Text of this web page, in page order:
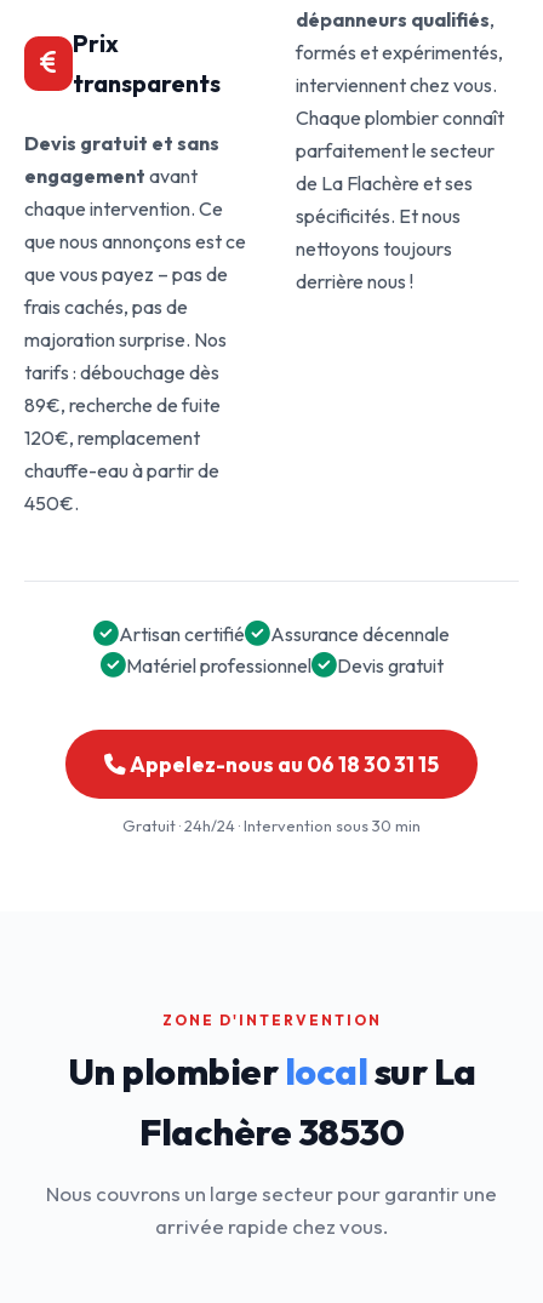
Prix
transparents
Devis gratuit et sans
engagement avant
chaque intervention. Ce
que nous annonçons est ce
que vous payez – pas de
frais cachés, pas de
majoration surprise. Nos
tarifs : débouchage dès
89€, recherche de fuite
120€, remplacement
chauffe-eau à partir de
450€.
dépanneurs qualifiés,
formés et expérimentés,
interviennent chez vous.
Chaque plombier connaît
parfaitement le secteur
de La Flachère et ses
spécificités. Et nous
nettoyons toujours
derrière nous !
Artisan certifié
Assurance décennale
Matériel professionnel
Devis gratuit
Appelez-nous au 06 18 30 31 15
Gratuit · 24h/24 · Intervention sous 30 min
ZONE D'INTERVENTION
Un plombierlocalsur La
Flachère 38530
Nous couvrons un large secteur pour garantir une
arrivée rapide chez vous.